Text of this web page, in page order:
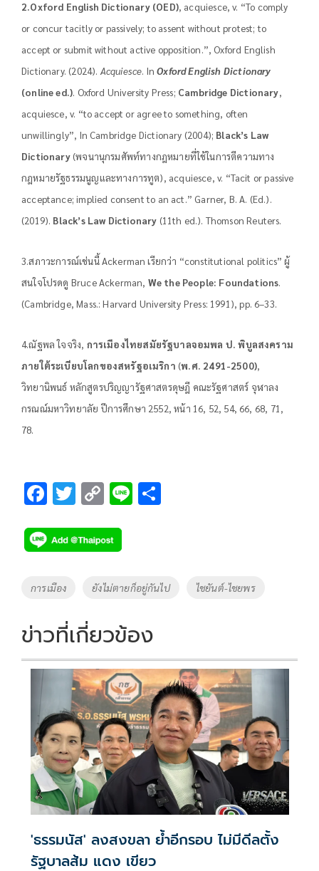
2.Oxford English Dictionary (OED), acquiesce, v. “To comply
or concur tacitly or passively; to assent without protest; to
accept or submit without active opposition.”, Oxford English
Dictionary. (2024). Acquiesce. InOxford English Dictionary
(online ed.). Oxford University Press; Cambridge Dictionary,
acquiesce, v. “to accept or agree to something, often
unwillingly”, In Cambridge Dictionary (2004); Black’s Law
Dictionary(พจนานุกรมศัพท์ทางกฎหมายที่ใช้ในการตีความทาง
กฎหมายรัฐธรรมนูญและทางการทูต), acquiesce, v. “Tacit or passive
acceptance; implied consent to an act.” Garner, B. A. (Ed.).
(2019). Black’s Law Dictionary (11th ed.). Thomson Reuters.
3.สภาวะการณ์เช่นนี้ Ackerman เรียกว่า “constitutional politics” ผู้
สนใจโปรดดู Bruce Ackerman, We the People: Foundations.
(Cambridge, Mass.: Harvard University Press: 1991), pp. 6–33.
4.ณัฐพล ใจจริง, การเมืองไทยสมัยรัฐบาลจอมพล ป. พิบูลสงคราม
ภายใต้ระเบียบโลกของสหรัฐอเมริกา(พ.ศ. 2491-2500),
วิทยานิพนธ์ หลักสูตรปริญญารัฐศาสตรดุษฎี คณะรัฐศาสตร์ จุฬาลง
กรณณ์มหาวิทยาลัย ปีการศึกษา 2552, หน้า 16, 52, 54, 66, 68, 71,
78.
F
e
b
o
k
T
tt
er
C
p
y
Li
k
Li
Tags
การเมือง ยังไม่ตายก็อยู่กันไป ไชยันต์-ไชยพร
ข่าวที่เกี่ยวข้อง
'ธรรมนัส' ลงสงขลา ย้ำอีกรอบ ไม่มีดีลตั้ง
รัฐบาลส้ม แดง เขียว